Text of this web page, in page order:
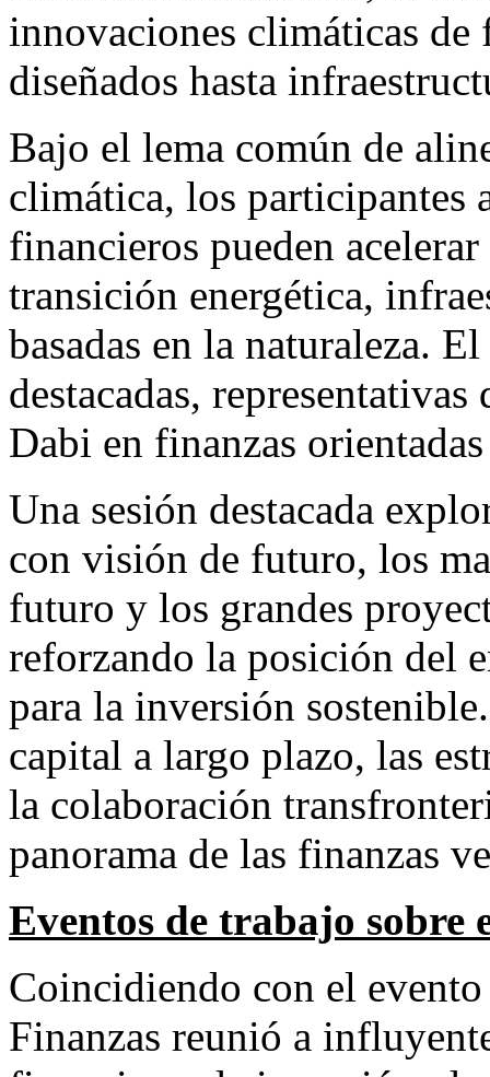
innovaciones climáticas de
diseñados hasta
Bajo el lema común de
climática, los participantes
financieros pueden
transición energética,
basadas en la naturaleza.
destacadas,
Dabi en finanzas
Una sesión destacada
con visión de futuro, los
futuro y los grandes
reforzando la posición del
para la inversión
capital a largo plazo, las
la colaboración
panorama de las finanzas
Eventos de trabajo sobre
Coincidiendo con el
Finanzas reunió a